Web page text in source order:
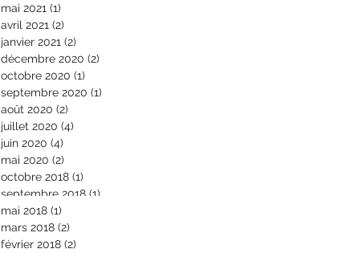
mai 2021 (1)
avril 2021 (2)
janvier 2021 (2)
décembre 2020 (2)
octobre 2020 (1)
septembre 2020 (1)
août 2020 (2)
juillet 2020 (4)
juin 2020 (4)
mai 2020 (2)
octobre 2018 (1)
septembre 2018 (1)
mai 2018 (1)
mars 2018 (2)
février 2018 (2)